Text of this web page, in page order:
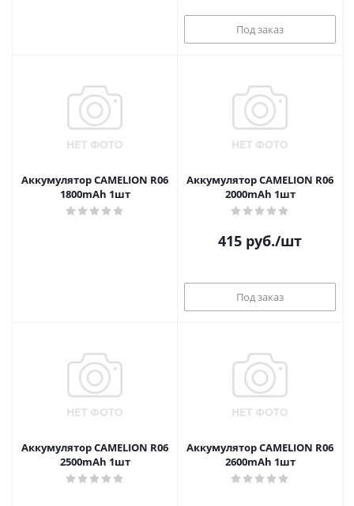
Под заказ
Аккумулятор CAMELION R06
1800mAh 1шт
Аккумулятор CAMELION R06
2000mAh 1шт
415 руб./шт
Под заказ
Аккумулятор CAMELION R06
2500mAh 1шт
Аккумулятор CAMELION R06
2600mAh 1шт